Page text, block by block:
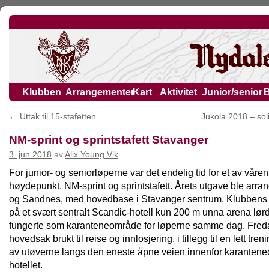
Klubben ArrangementerKart Aktivitet Junior/senior
← Uttak til 15-stafetten Jukola 2018 –
NM-sprint og sprintstafett Stavanger
3. jun 2018 avAlix Young Vik
For junior- og seniorløperne var det endelig tid for et av
høydepunkt, NM-sprint og sprintstafett. Årets utgave ble
og Sandnes, med hovedbase i Stavanger sentrum.
på et svært sentralt Scandic-hotell kun 200 m unna arena
fungerte som karanteneområde for løperne samme dag.
hovedsak brukt til reise og innlosjering, i tillegg til en lett
av utøverne langs den eneste åpne veien innenfor
hotellet.